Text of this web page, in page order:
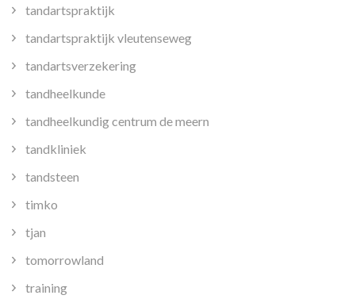
tandartspraktijk
tandartspraktijk vleutenseweg
tandartsverzekering
tandheelkunde
tandheelkundig centrum de meern
tandkliniek
tandsteen
timko
tjan
tomorrowland
training